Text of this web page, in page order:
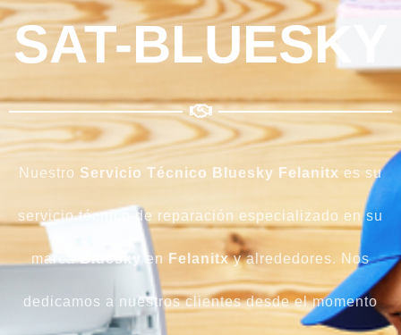
SAT-BLUESKY
Nuestro Servicio Técnico Bluesky Felanitx es su
servicio técnico de reparación especializado en su
marca Bluesky en Felanitxy alrededores. Nos
dedicamos a nuestros clientes desde el momento